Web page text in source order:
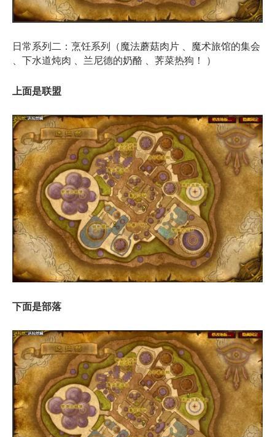
日常系列二：烹饪系列（魔法蘑菇肉片 、魔术旅馆的集会
、下水道炖肉 、兰尼德的奶酪 、荠菜热狗！ ）
上面是联盟
下面是部落